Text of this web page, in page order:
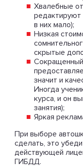
Хвалебные
редактируют
в них мало);
Низкая
скрытые
Сокращенный
значит и
Иногда
курса, и он
занятия);
Яркая
При выборе
сделать, это
действующей
ГИБДД.